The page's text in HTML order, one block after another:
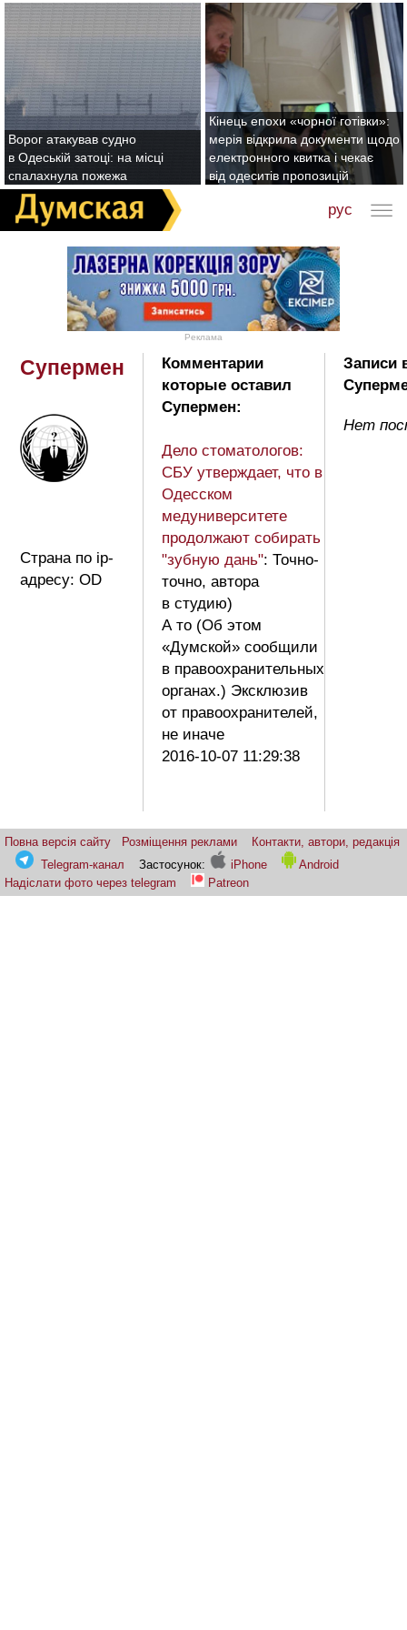
Ворог атакував судно
в Одеській затоці: на місці
спалахнула пожежа
Кінець епохи «чорної готівки»:
мерія відкрила документи щодо
електронного квитка і чекає
від одеситів пропозицій
рус
Реклама
Супермен
Страна по ip-
адресу: OD
Комментарии
которые оставил
Супермен:
Дело стоматологов:
СБУ утверждает, что в
Одесском
медуниверситете
продолжают собирать
"зубную дань": Точно-
точно, автора
в студию)
А то (Об этом
«Думской» сообщили
в правоохранительных
органах.) Эксклюзив
от правоохранителей,
не иначе
2016-10-07 11:29:38
Записи
Нет
Повна версія сайту Розміщення реклами
Контакти, автори, редакція
Telegram-канал
Застосунок: iPhone
Android
Надіслати фото через telegram
Patreon